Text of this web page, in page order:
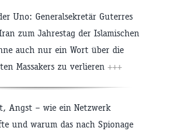
Uno: Generalsekretär Guterres
zum Jahrestag der Islamischen
auch nur ein Wort über die
Massakers zu verlieren +++
Angst – wie ein Netzwerk
und warum das nach Spionage